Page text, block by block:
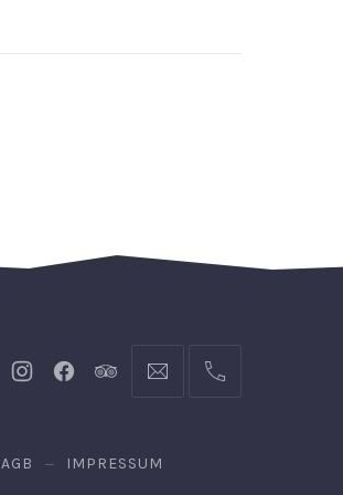
NeuesNeuesNeues info@hofgut-
AGB IMPRESSUM